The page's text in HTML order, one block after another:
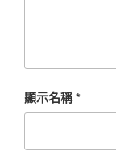
顯示名稱*